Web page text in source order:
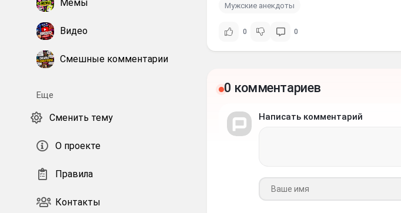
Мемы
Видео
Смешные комментарии
Еще
Сменить тему
О проекте
Правила
Контакты
Мужские анекдоты
0 0
0 комментариев
Написать комментарий
Ваше имя